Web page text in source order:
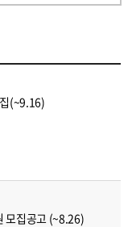
(~9.16)
모집공고 (~8.26)